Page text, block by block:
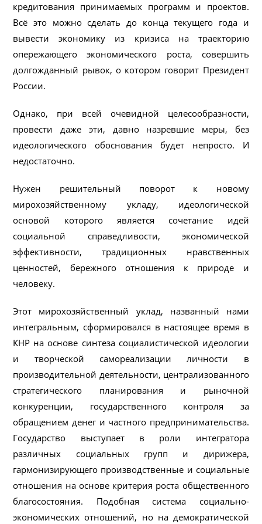
кредитования принимаемых программ и проектов.
Всё это можно сделать до конца текущего года и
вывести экономику из кризиса на траекторию
опережающего экономического роста, совершить
долгожданный рывок, о котором говорит Президент
России.
Однако, при всей очевидной целесообразности,
провести даже эти, давно назревшие меры, без
идеологического обоснования будет непросто. И
недостаточно.
Нужен решительный поворот к новому
мирохозяйственному укладу, идеологической
основой которого является сочетание идей
социальной справедливости, экономической
эффективности, традиционных нравственных
ценностей, бережного отношения к природе и
человеку.
Этот мирохозяйственный уклад, названный нами
интегральным, сформировался в настоящее время в
КНР на основе синтеза социалистической идеологии
и творческой самореализации личности в
производительной деятельности, централизованного
стратегического планирования и рыночной
конкуренции, государственного контроля за
обращением денег и частного предпринимательства.
Государство выступает в роли интегратора
различных социальных групп и дирижера,
гармонизирующего производственные и социальные
отношения на основе критерия роста общественного
благосостояния. Подобная система социально-
экономических отношений, но на демократической